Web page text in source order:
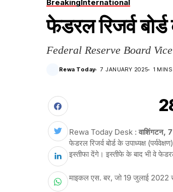
BreakingInternational
फेडरल रिजर्व
Federal Reserve Board
Rewa Today 7 JANUARY 2025 1 MINS
Rewa Today Desk : वाशिंगटन,
फेडरल रिजर्व बोर्ड के उपाध्यक्ष
इस्तीफा देंगे। इस्तीफे के बाद भी वे
माइकल एस. बर, जो 19 जुलाई 2022 से